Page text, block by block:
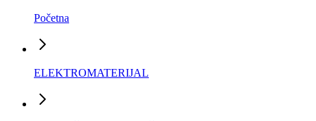
Početna
ELEKTROMATERIJAL